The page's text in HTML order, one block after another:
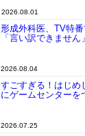
2026.08.01
形成外科医、TV特
「言い訳できません
2026.08.04
すごすぎる！はじめ
にゲームセンターを
2026.07.25